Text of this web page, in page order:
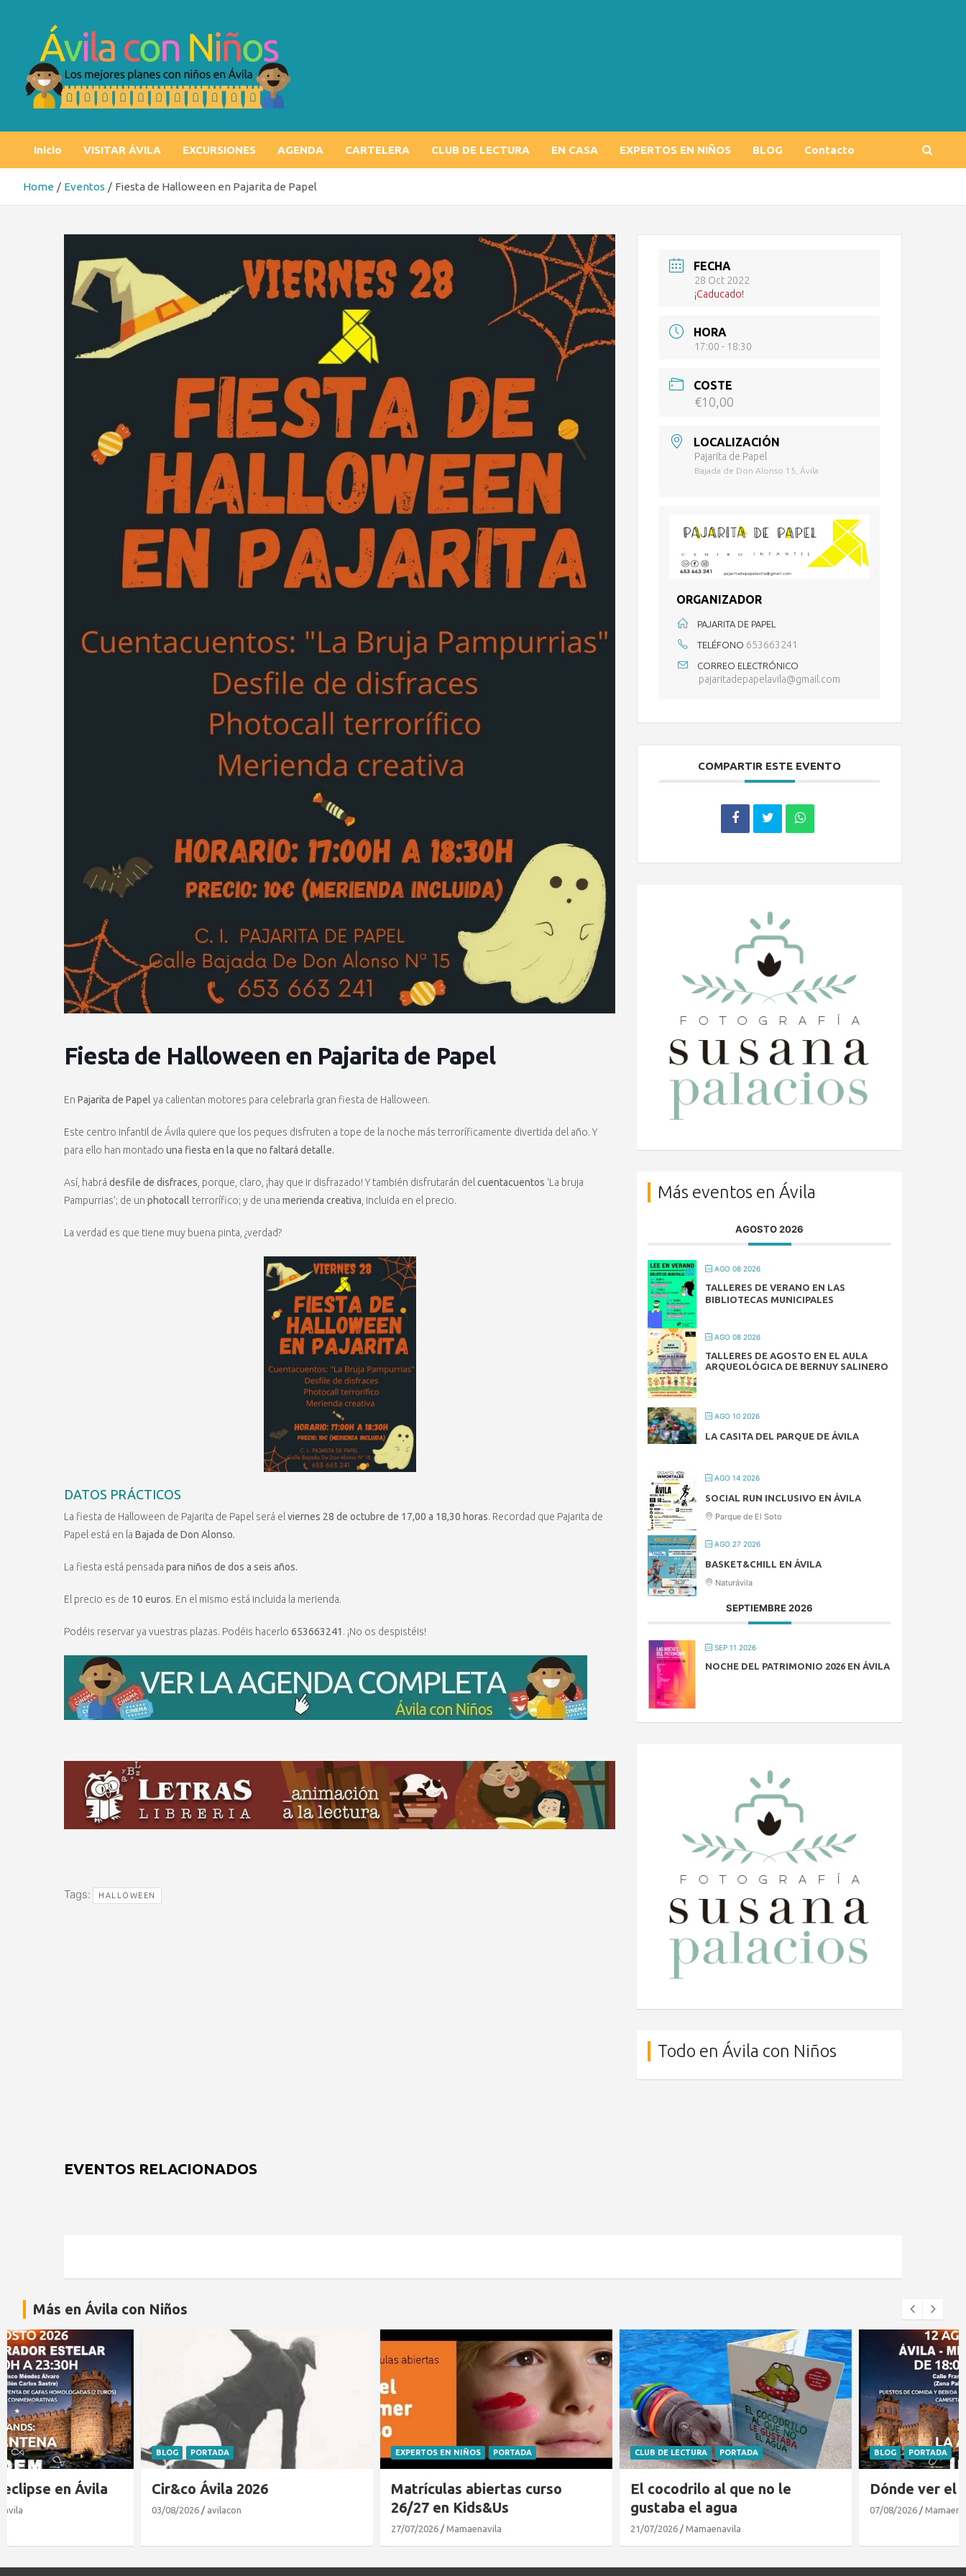
Inicio VISITAR ÁVILA EXCURSIONES AGENDA CARTELERA CLUB DE LECTURA EN CASA EXPERTOS EN NIÑOS BLOG Contacto
Home Eventos Fiesta de Halloween en Pajarita de Papel
Fiesta de Halloween en Pajarita de Papel
En Pajarita de Papel ya calientan motores para celebrarla gran fiesta de Halloween.
Este centro infantil de Ávila quiere que los peques disfruten a tope de la noche más terroríficamente divertida del año. Y
para ello han montado una fiesta en la que no faltará detalle.
Así, habrá desfile de disfraces, porque, claro, ¡hay que ir disfrazado! Y también disfrutarán delcuentacuentos ‘La bruja
Pampurrias’; de un photocall terrorífico; y de una merienda creativa, incluida en el precio.
La verdad es que tiene muy buena pinta, ¿verdad?
DATOS PRÁCTICOS
La fiesta de Halloween de Pajarita de Papel será el viernes 28 de octubre de 17,00 a 18,30 horas. Recordad que Pajarita de
Papel está en la Bajada de Don Alonso.
La fiesta está pensada para niños de dos a seis años.
El precio es de 10 euros. En el mismo está incluida la merienda.
Podéis reservar ya vuestras plazas. Podéis hacerlo 653663241 . ¡No os despistéis!
Tags: HALLOWEEN
FECHA
28 Oct 2022
¡Caducado!
HORA
17:00 - 18:30
COSTE
€10,00
LOCALIZACIÓN
Pajarita de Papel
Bajada de Don Alonso 15, Ávila
ORGANIZADOR
PAJARITA DE PAPEL
TELÉFONO 653663241
CORREO ELECTRÓNICO
pajaritadepapelavila@gmail.com
COMPARTIR ESTE EVENTO
Más eventos en Ávila
AGOSTO 2026
AGO 08 2026
TALLERES DE VERANO EN LAS
BIBLIOTECAS MUNICIPALES
AGO 08 2026
TALLERES DE AGOSTO EN EL AULA
ARQUEOLÓGICA DE BERNUY SALINERO
AGO 10 2026
LA CASITA DEL PARQUE DE ÁVILA
AGO 14 2026
SOCIAL RUN INCLUSIVO EN ÁVILA
Parque de El Soto
AGO 27 2026
BASKET&CHILL EN ÁVILA
Naturávila
SEPTIEMBRE 2026
SEP 11 2026
NOCHE DEL PATRIMONIO 2026 EN ÁVILA
Todo en Ávila con Niños
EVENTOS RELACIONADOS
Más en Ávila con Niños
BLOG PORTADA
Cir&co Ávila 2026
03/08/2026
PORTADA
Matrículas abiertas curso
CLUB DE LECTURA PORTADA
El cocodrilo al que no le
gustaba el agua
21/07/2026
BLOG PORTADA
Dónde ver el eclipse en Ávila